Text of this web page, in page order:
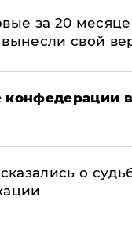
за 20
свой
конфедерации
о